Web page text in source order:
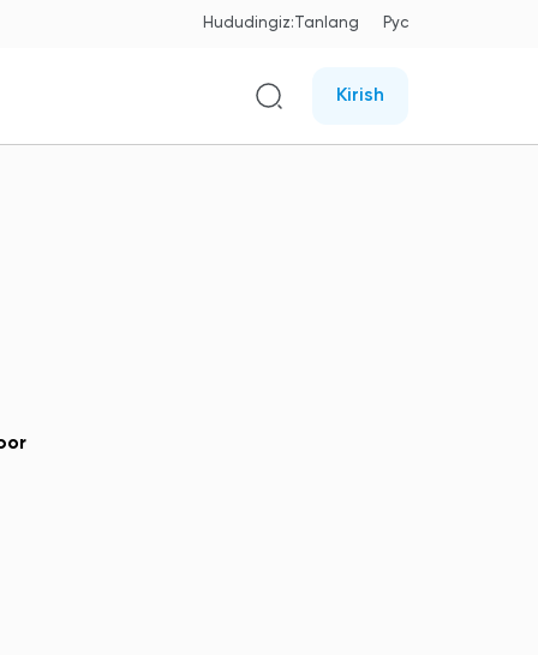
Hududingiz:Tanlang Рус
Kirish